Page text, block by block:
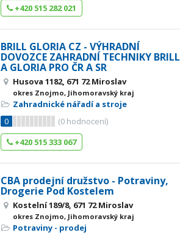
+420 515 282 021
BRILL GLORIA CZ - VÝHRADNÍ
DOVOZCE ZAHRADNÍ TECHNIKY BRILL
A GLORIA PRO ČR A SR
Husova 1182, 671 72 Miroslav
okres Znojmo, Jihomoravský kraj
Zahradnické nářadí a stroje
0
(0 hodnocení)
+420 515 333 067
CBA prodejní družstvo - Potraviny,
Drogerie Pod Kostelem
Kostelní 189/8, 671 72 Miroslav
okres Znojmo, Jihomoravský kraj
Potraviny - prodej